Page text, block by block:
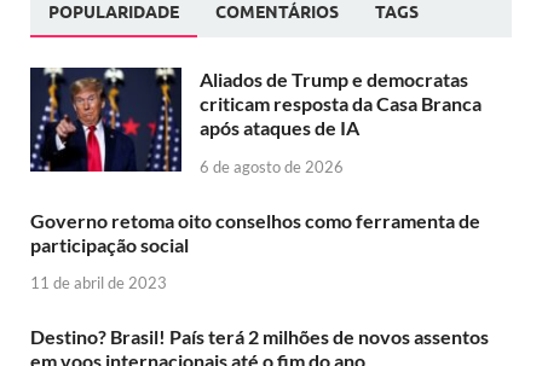
POPULARIDADE COMENTÁRIOS TAGS
Aliados de Trump e democratas
criticam resposta da Casa Branca
após ataques de IA
6 de agosto de 2026
Governo retoma oito conselhos como ferramenta de
participação social
11 de abril de 2023
Destino? Brasil! País terá 2 milhões de novos assentos
em voos internacionais até o fim do ano